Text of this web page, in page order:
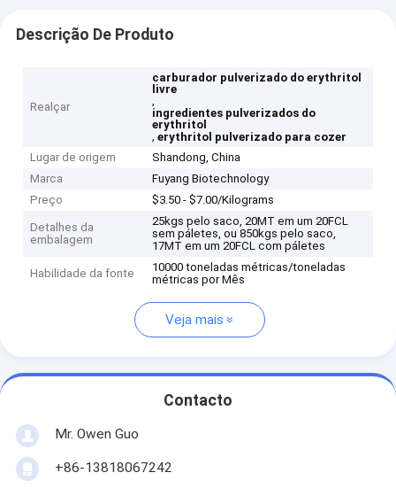
Descrição De Produto
Realçar
carburador pulverizado do erythritol
livre
,
ingredientes pulverizados do
erythritol
,erythritol pulverizado para cozer
Lugar de origem
Shandong, China
Marca
Fuyang Biotechnology
Preço
$3.50 - $7.00/Kilograms
Detalhes da
embalagem
25kgs pelo saco, 20MT em um 20FCL
sem páletes, ou 850kgs pelo saco,
17MT em um 20FCL com páletes
Habilidade da fonte
10000 toneladas métricas/toneladas
métricas por Mês
Veja mais
Contacto
Mr. Owen Guo
+86-13818067242